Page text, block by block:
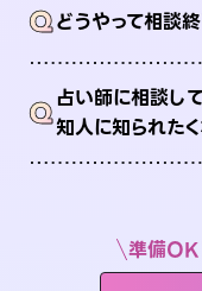
Qどうやって相談
Q占い師に相談し
知人に知られた
準備OK